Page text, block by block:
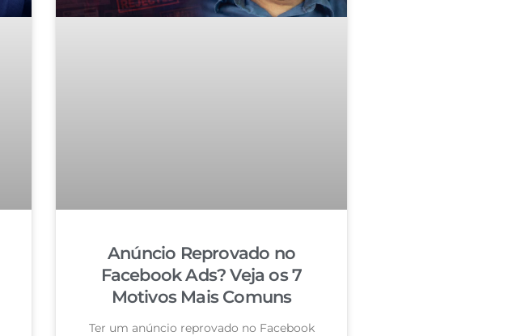
Anúncio Reprovado no
Facebook Ads? Veja os 7
Motivos Mais Comuns
Ter um anúncio reprovado no Facebook